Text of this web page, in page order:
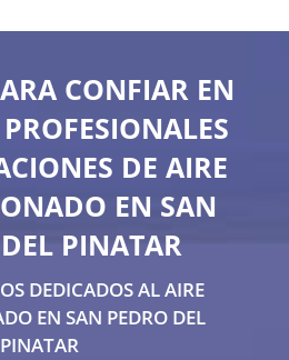
CONFIAR EN
DE AIRE
EN SAN
PINATAR
DEDICADOS AL AIRE
EN SAN PEDRO DEL
PINATAR